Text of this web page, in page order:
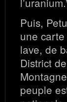
Puis,
une
lave, de
District
peuple